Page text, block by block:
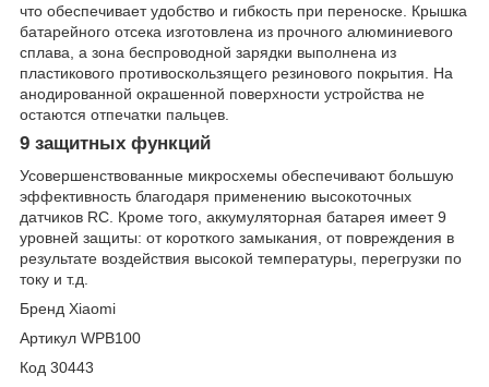
что обеспечивает удобство и гибкость при переноске. Крышка
батарейного отсека изготовлена из прочного алюминиевого
сплава, а зона беспроводной зарядки выполнена из
пластикового противоскользящего резинового покрытия. На
анодированной окрашенной поверхности устройства не
остаются отпечатки пальцев.
9 защитных функций
Усовершенствованные микросхемы обеспечивают большую
эффективность благодаря применению высокоточных
датчиков RC. Кроме того, аккумуляторная батарея имеет 9
уровней защиты: от короткого замыкания, от повреждения в
результате воздействия высокой температуры, перегрузки по
току и т.д.
Бренд Xiaomi
Артикул WPB100
Код 30443